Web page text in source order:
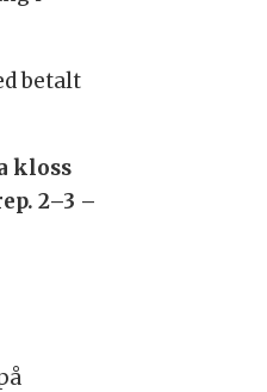
betalt
kloss
2–3 –